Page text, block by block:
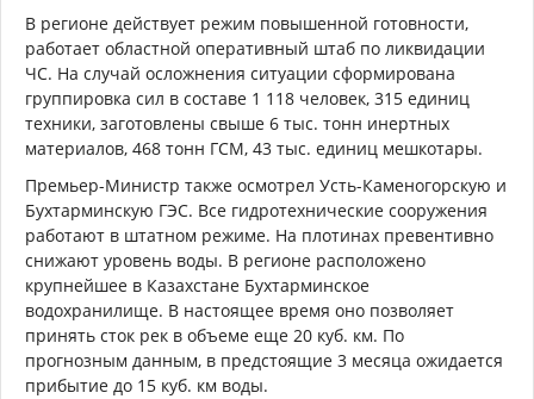
В регионе действует режим повышенной готовности,
работает областной оперативный штаб по ликвидации
ЧС. На случай осложнения ситуации сформирована
группировка сил в составе 1 118 человек, 315 единиц
техники, заготовлены свыше 6 тыс. тонн инертных
материалов, 468 тонн ГСМ, 43 тыс. единиц мешкотары.
Премьер-Министр также осмотрел Усть-Каменогорскую и
Бухтарминскую ГЭС. Все гидротехнические сооружения
работают в штатном режиме. На плотинах превентивно
снижают уровень воды. В регионе расположено
крупнейшее в Казахстане Бухтарминское
водохранилище. В настоящее время оно позволяет
принять сток рек в объеме еще 20 куб. км. По
прогнозным данным, в предстоящие 3 месяца ожидается
прибытие до 15 куб. км воды.